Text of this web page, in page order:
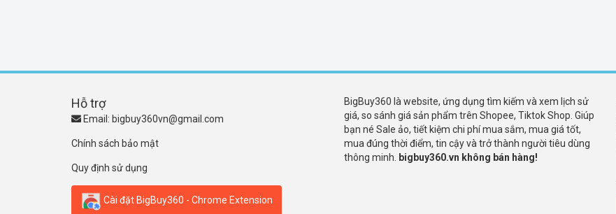
Hỗ trợ
Email: bigbuy360vn@gmail.com
Chính sách bảo mật
Quy định sử dụng
Cài đặt BigBuy360 - Chrome Extension
BigBuy360 là website, ứng dụng tìm kiếm và xem lịch sử
giá, so sánh giá sản phẩm trên Shopee, Tiktok Shop. Giúp
bạn né Sale ảo, tiết kiệm chi phí mua sắm, mua giá tốt,
mua đúng thời điểm, tin cậy và trở thành người tiêu dùng
thông minh.
bigbuy360.vn không bán hàng!